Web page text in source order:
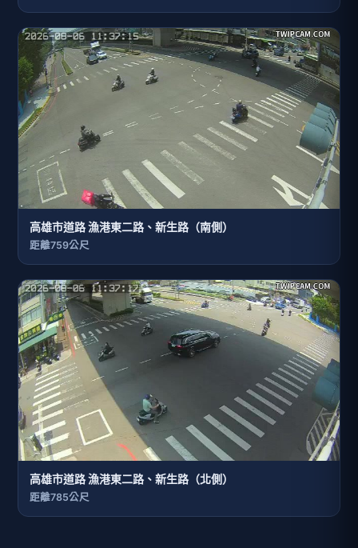
高雄市道路 漁港東二路、新生路（南側）
距離759公尺
高雄市道路 漁港東二路、新生路（北側）
距離785公尺